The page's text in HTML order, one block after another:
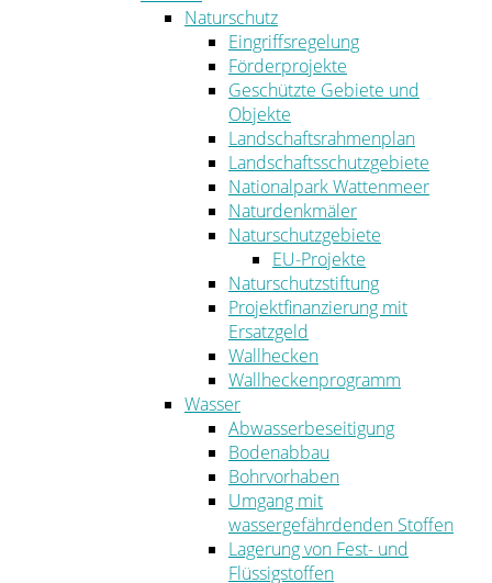
Naturschutz
Eingriffsregelung
Förderprojekte
Geschützte Gebiete und
Objekte
Landschaftsrahmenplan
Landschaftsschutzgebiete
Nationalpark Wattenmeer
Naturdenkmäler
Naturschutzgebiete
EU-Projekte
Naturschutzstiftung
Projektfinanzierung mit
Ersatzgeld
Wallhecken
Wallheckenprogramm
Wasser
Abwasserbeseitigung
Bodenabbau
Bohrvorhaben
Umgang mit
wassergefährdenden Stoffen
Lagerung von Fest- und
Flüssigstoffen